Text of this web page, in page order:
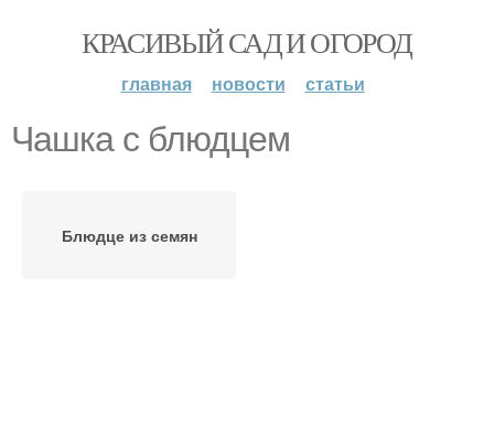
КРАСИВЫЙ САД И ОГОРОД
главная новости статьи
Чашка с блюдцем
Блюдце из семян